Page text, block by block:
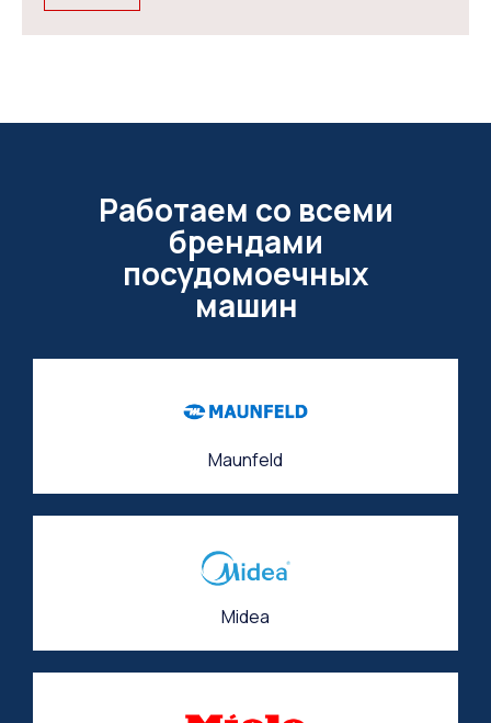
Работаем со всеми
брендами
посудомоечных
машин
Maunfeld
Midea